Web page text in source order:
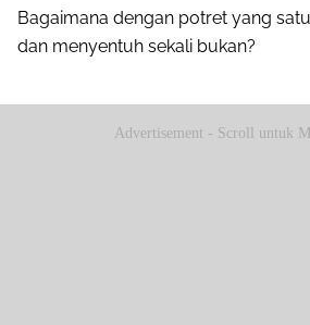
Bagaimana dengan potret yang
dan menyentuh sekali bukan?
Advertisement - Scroll untuk